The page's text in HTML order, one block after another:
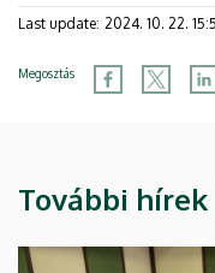
Last update: 2024. 10. 22.
Megosztás
További hírek